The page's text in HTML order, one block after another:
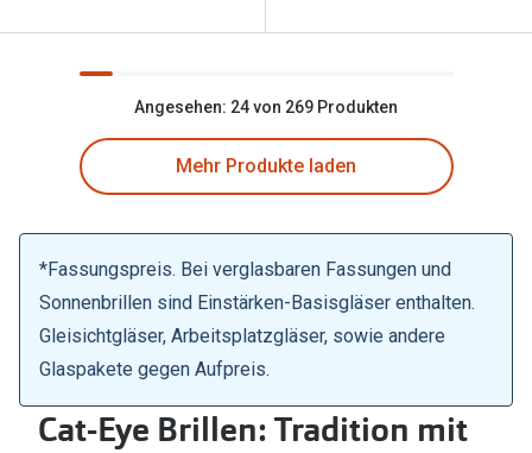
Angesehen: 24 von 269 Produkten
Mehr Produkte laden
*Fassungspreis. Bei verglasbaren Fassungen und
Sonnenbrillen sind Einstärken-Basisgläser enthalten.
Gleisichtgläser, Arbeitsplatzgläser, sowie andere
Glaspakete gegen Aufpreis.
Cat-Eye Brillen: Tradition mit